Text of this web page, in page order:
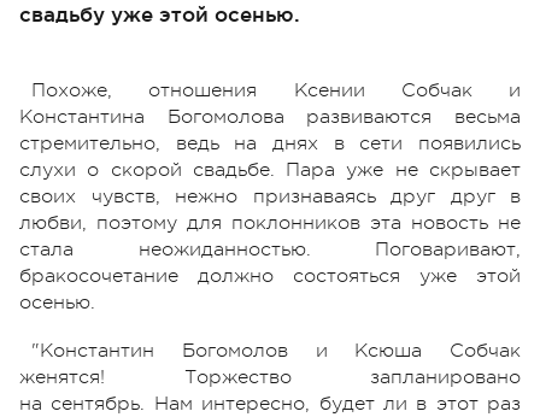
свадьбу уже этой осенью.
Похоже, отношения Ксении Собчак и
Константина Богомолова развиваются весьма
стремительно, ведь на днях в сети появились
слухи о скорой свадьбе. Пара уже не скрывает
своих чувств, нежно признаваясь друг друг в
любви, поэтому для поклонников эта новость не
стала неожиданностью. Поговаривают,
бракосочетание должно состояться уже этой
осенью.
"Константин Богомолов и Ксюша Собчак
женятся! Торжество запланировано
на сентябрь. Нам интересно, будет ли в этот раз